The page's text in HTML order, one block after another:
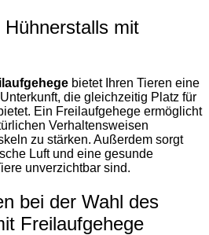
mit
bietet Ihren Tieren eine
die gleichzeitig Platz für
Ein Freilaufgehege ermöglicht
Verhaltensweisen
zu stärken. Außerdem sorgt
Luft und eine gesunde
unverzichtbar sind.
bei der Wahl des
Freilaufgehege